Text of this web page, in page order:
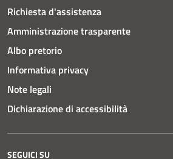
Richiesta d'assistenza
Amministrazione trasparente
Albo pretorio
Informativa privacy
Note legali
Dichiarazione di accessibilità
SEGUICI SU